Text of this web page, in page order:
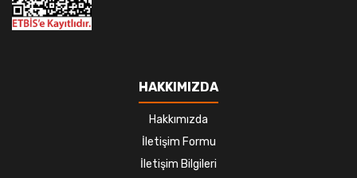
HAKKIMIZDA
Hakkımızda
İletişim Formu
İletişim Bilgileri